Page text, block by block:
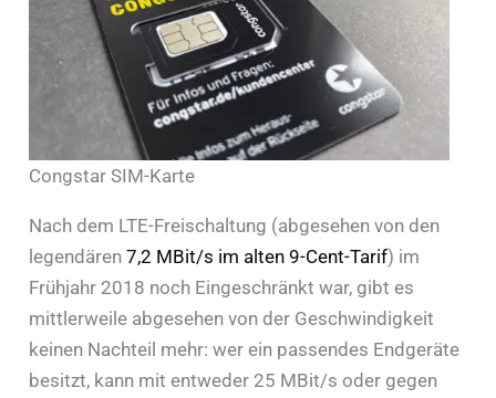
Congstar SIM-Karte
Nach dem LTE-Freischaltung (abgesehen von den
legendären 7,2 MBit/s im alten 9-Cent-Tarif) im
Frühjahr 2018 noch Eingeschränkt war, gibt es
mittlerweile abgesehen von der Geschwindigkeit
keinen Nachteil mehr: wer ein passendes Endgeräte
besitzt, kann mit entweder 25 MBit/s oder gegen